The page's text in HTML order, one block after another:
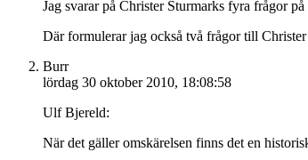
Jag svarar på Christer Sturmarks fyra frågor
Där formulerar jag också två frågor till
Burr
lördag 30 oktober 2010, 18:08:58
Ulf Bjereld:
När det gäller omskärelsen finns det en